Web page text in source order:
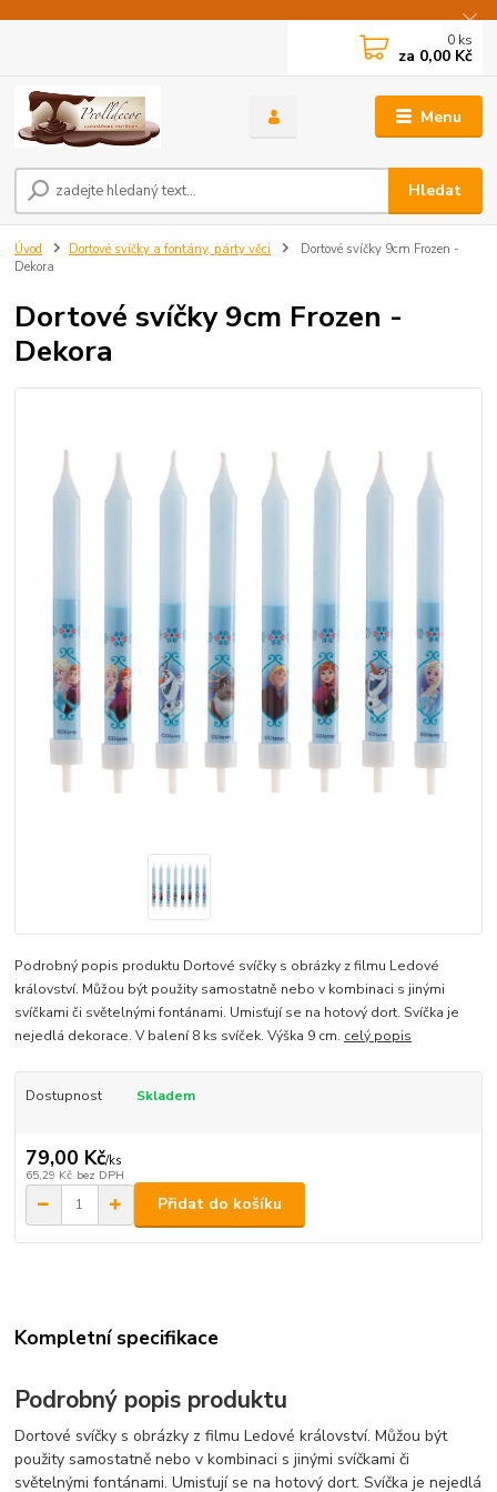
Menu
Hledat
0 ks
za 0,00 Kč
Úvod Dortové svíčky a fontány, párty věci
Dortové svíčky 9cm Frozen -
Dekora
Dortové svíčky 9cm Frozen -
Dekora
Podrobný popis produktu Dortové svíčky s obrázky z filmu Ledové
království. Můžou být použity samostatně nebo v kombinaci s jinými
svíčkami či světelnými fontánami. Umisťují se na hotový dort. Svíčka je
nejedlá dekorace. V balení 8 ks svíček. Výška 9 cm. celý popis
Dostupnost Skladem
79,00 Kč/ks
65,29 Kč bez DPH
Přidat do košíku
Kompletní specifikace
Podrobný popis produktu
Dortové svíčky s obrázky z filmu Ledové království. Můžou být
použity samostatně nebo v kombinaci s jinými svíčkami či
světelnými fontánami. Umisťují se na hotový dort. Svíčka je nejedlá